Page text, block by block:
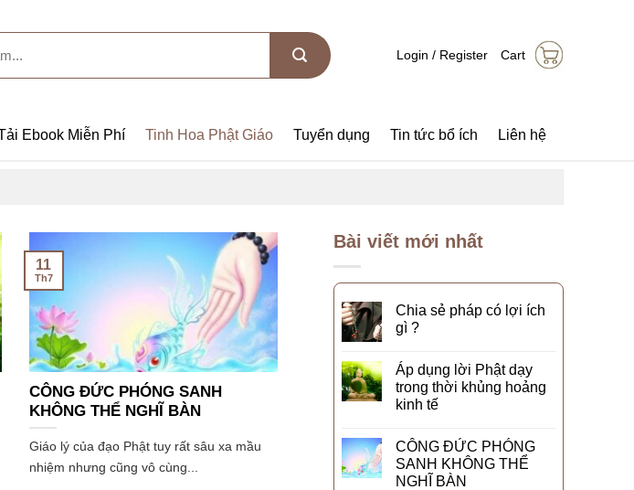
Login / Register Cart
Ebook Miễn Phí Tinh Hoa Phật Giáo Tuyển dụng Tin tức bổ ích Liên hệ
CÔNG ĐỨC PHÓNG SANH
KHÔNG THỂ NGHĨ BÀN
Giáo lý của đạo Phật tuy rất sâu xa mầu
nhiệm nhưng cũng vô cùng...
11
Th7
Bài viết mới nhất
Chia sẻ pháp có lợi ích
gì ?
Áp dụng lời Phật dạy
trong thời khủng hoảng
kinh tế
CÔNG ĐỨC PHÓNG
SANH KHÔNG THỂ
NGHĨ BÀN